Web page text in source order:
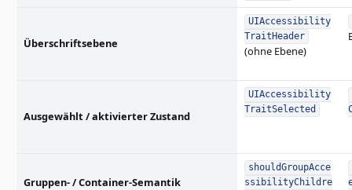
Überschriftsebene
UIAccessibility
TraitHeader
(ohne Ebene)
Ausgewählt / aktivierter Zustand
UIAccessibility
TraitSelected
Gruppen- / Container-Semantik
shouldGroupAcce
ssibilityChildre